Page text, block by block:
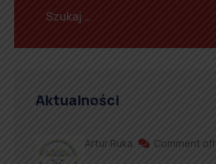
Aktualności
Artur Ruka Comment off